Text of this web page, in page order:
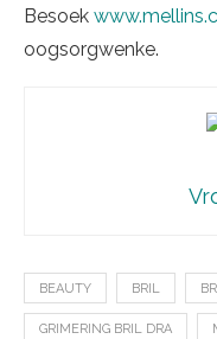
Besoek
oogsorgwenke.
BEAUTY BRIL
GRIMERING BRIL DRA